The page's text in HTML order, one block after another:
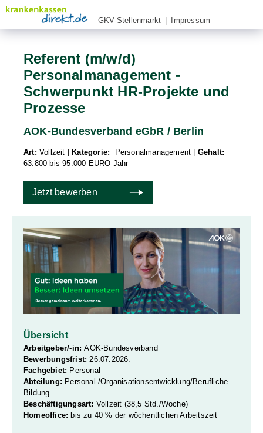
GKV-Stellenmarkt Impressum
Referent (m/w/d)
Personalmanagement -
Schwerpunkt HR-Projekte und
Prozesse
AOK-Bundesverband eGbR / Berlin
Art: Vollzeit Kategorie: Personalmanagement
Gehalt:
63.800 bis 95.000 EURO Jahr
Jetzt bewerben
Übersicht
Arbeitgeber/-in:AOK-Bundesverband
Bewerbungsfrist:26.07.2026.
Fachgebiet: Personal
Abteilung: Personal-/Organisationsentwicklung/Berufliche
Bildung
Beschäftigungsart: Vollzeit (38,5 Std./Woche)
Homeoffice: bis zu 40 % der wöchentlichen Arbeitszeit